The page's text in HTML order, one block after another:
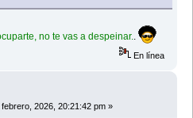
no te vas a despeinar..
En línea
febrero, 2026, 20:21:42 pm »